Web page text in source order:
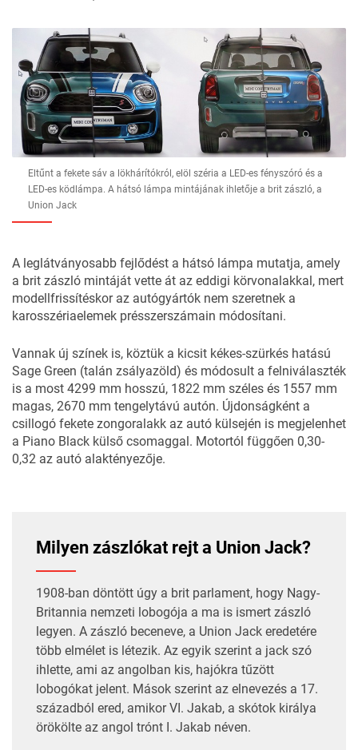
Eltűnt a fekete sáv a lökhárítókról, elöl széria a LED-es fényszóró és a
LED-es ködlámpa. A hátsó lámpa mintájának ihletője a brit zászló, a
Union Jack
A leglátványosabb fejlődést a hátsó lámpa mutatja, amely
a brit zászló mintáját vette át az eddigi körvonalakkal, mert
modellfrissítéskor az autógyártók nem szeretnek a
karosszériaelemek présszerszámain módosítani.
Vannak új színek is, köztük a kicsit kékes-szürkés hatású
Sage Green (talán zsályazöld) és módosult a felniválaszték
is a most 4299 mm hosszú, 1822 mm széles és 1557 mm
magas, 2670 mm tengelytávú autón. Újdonságként a
csillogó fekete zongoralakk az autó külsején is megjelenhet
a Piano Black külső csomaggal. Motortól függően 0,30-
0,32 az autó alaktényezője.
Milyen zászlókat rejt a Union Jack?
1908-ban döntött úgy a brit parlament, hogy Nagy-
Britannia nemzeti lobogója a ma is ismert zászló
legyen. A zászló beceneve, a Union Jack eredetére
több elmélet is létezik. Az egyik szerint a jack szó
ihlette, ami az angolban kis, hajókra tűzött
lobogókat jelent. Mások szerint az elnevezés a 17.
századból ered, amikor VI. Jakab, a skótok királya
örökölte az angol trónt I. Jakab néven.